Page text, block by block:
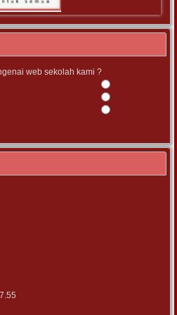
web sekolah kami ?